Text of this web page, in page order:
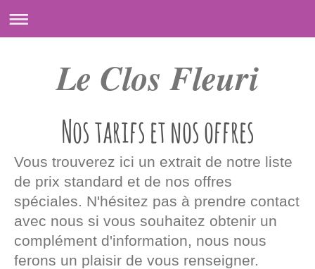
Le Clos Fleuri
Nos tarifs et nos offres
Vous trouverez ici un extrait de notre liste
de prix standard et de nos offres
spéciales. N'hésitez pas à prendre contact
avec nous si vous souhaitez obtenir un
complément d'information, nous nous
ferons un plaisir de vous renseigner.